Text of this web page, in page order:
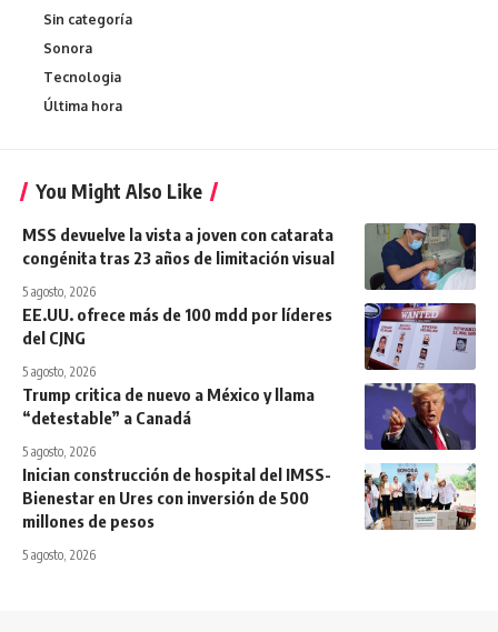
Sin categoría
Sonora
Tecnologia
Última hora
You Might Also Like
MSS devuelve la vista a joven con catarata
congénita tras 23 años de limitación visual
5 agosto, 2026
EE.UU. ofrece más de 100 mdd por líderes
del CJNG
5 agosto, 2026
Trump critica de nuevo a México y llama
“detestable” a Canadá
5 agosto, 2026
Inician construcción de hospital del IMSS-
Bienestar en Ures con inversión de 500
millones de pesos
5 agosto, 2026